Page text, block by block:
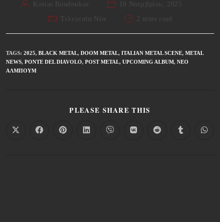
Kostas Boudoukos
19 Νοεμβρίου, 2025
Τελευταία Νέα
2 mins read
TAGS: 2025, BLACK METAL, DOOM METAL, ITALIAN METAL SCENE, METAL
NEWS, PONTE DEL DIAVOLO, POST METAL, UPCOMING ALBUM, ΝΈΟ
ΆΛΜΠΟΥΜ
PLEASE SHARE THIS